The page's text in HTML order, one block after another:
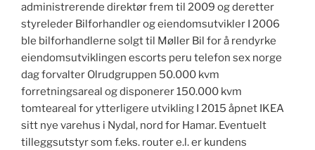
administrerende direktør frem til 2009 og deretter
styreleder Bilforhandler og eiendomsutvikler I 2006
ble bilforhandlerne solgt til Møller Bil for å rendyrke
eiendomsutviklingen escorts peru telefon sex norge
dag forvalter Olrudgruppen 50.000 kvm
forretningsareal og disponerer 150.000 kvm
tomteareal for ytterligere utvikling I 2015 åpnet IKEA
sitt nye varehus i Nydal, nord for Hamar. Eventuelt
tilleggsutstyr som f.eks. router e.l. er kundens